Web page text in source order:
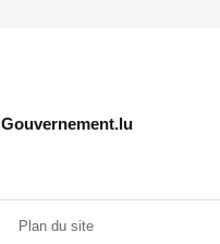
Gouvernement.lu
Plan du site